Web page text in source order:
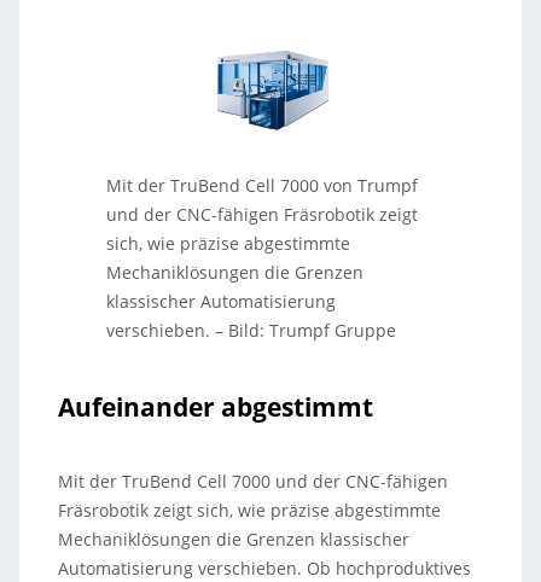
Mit der TruBend Cell 7000 von Trumpf
und der CNC-fähigen Fräsrobotik zeigt
sich, wie präzise abgestimmte
Mechaniklösungen die Grenzen
klassischer Automatisierung
verschieben. – Bild: Trumpf Gruppe
Aufeinander abgestimmt
Mit der TruBend Cell 7000 und der CNC-fähigen
Fräsrobotik zeigt sich, wie präzise abgestimmte
Mechaniklösungen die Grenzen klassischer
Automatisierung verschieben. Ob hochproduktives